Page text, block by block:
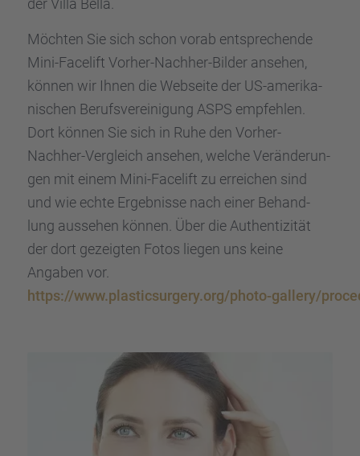
der Villa Bella.
Möchten Sie sich schon vorab entspre­chende
Mini-Facelift Vorher-Nachher-Bilder ansehen,
können wir Ihnen die Webseite der US-ameri­ka­
ni­schen Berufs­ver­ei­ni­gung ASPS empfeh­len.
Dort können Sie sich in Ruhe den Vorher-
Nachher-Vergleich ansehen, welche Verän­de­run­
gen mit einem Mini-Facelift zu errei­chen sind
und wie echte Ergeb­nisse nach einer Behand­
lung ausse­hen können. Über die Authen­ti­zi­tät
der dort gezeig­ten Fotos liegen uns keine
Angaben vor.
https://www.plasticsurgery.org/photo-gallery/